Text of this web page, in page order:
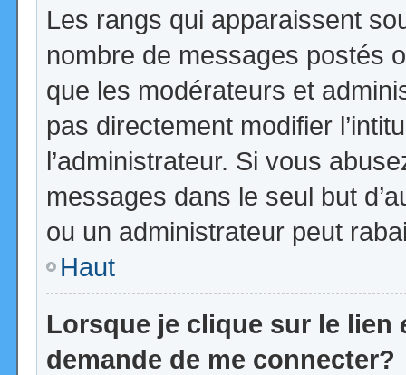
Les rangs qui apparaissent
nombre de messages postés
que les modérateurs et
pas directement modifier
l’administrateur. Si vous
messages dans le seul but
ou un administrateur peut
Haut
Lorsque je clique sur le lien
demande de me connecter?